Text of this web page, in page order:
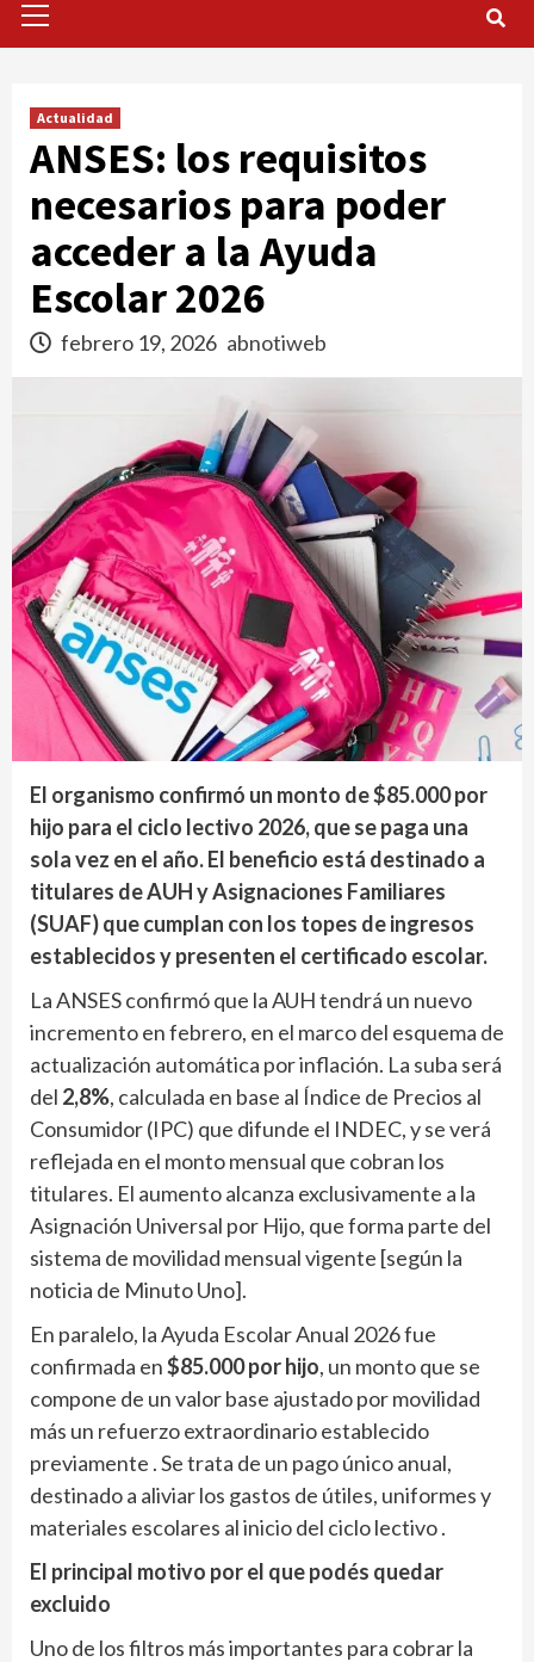
Menu
Actualidad
ANSES: los requisitos
necesarios para poder
acceder a la Ayuda
Escolar 2026
febrero 19, 2026 abnotiweb
El organismo confirmó un monto de $85.000 por
hijo para el ciclo lectivo 2026, que se paga una
sola vez en el año. El beneficio está destinado a
titulares de AUH y Asignaciones Familiares
(SUAF) que cumplan con los topes de ingresos
establecidos y presenten el certificado escolar.
La ANSES confirmó que la AUH tendrá un nuevo
incremento en febrero, en el marco del esquema de
actualización automática por inflación. La suba será
del 2,8%, calculada en base al Índice de Precios al
Consumidor (IPC) que difunde el INDEC, y se verá
reflejada en el monto mensual que cobran los
titulares. El aumento alcanza exclusivamente a la
Asignación Universal por Hijo, que forma parte del
sistema de movilidad mensual vigente [según la
noticia de Minuto Uno].
En paralelo, la Ayuda Escolar Anual 2026 fue
confirmada en$85.000 por hijo, un monto que se
compone de un valor base ajustado por movilidad
más un refuerzo extraordinario establecido
previamente . Se trata de un pago único anual,
destinado a aliviar los gastos de útiles, uniformes y
materiales escolares al inicio del ciclo lectivo .
El principal motivo por el que podés quedar
excluido
Uno de los filtros más importantes para cobrar la